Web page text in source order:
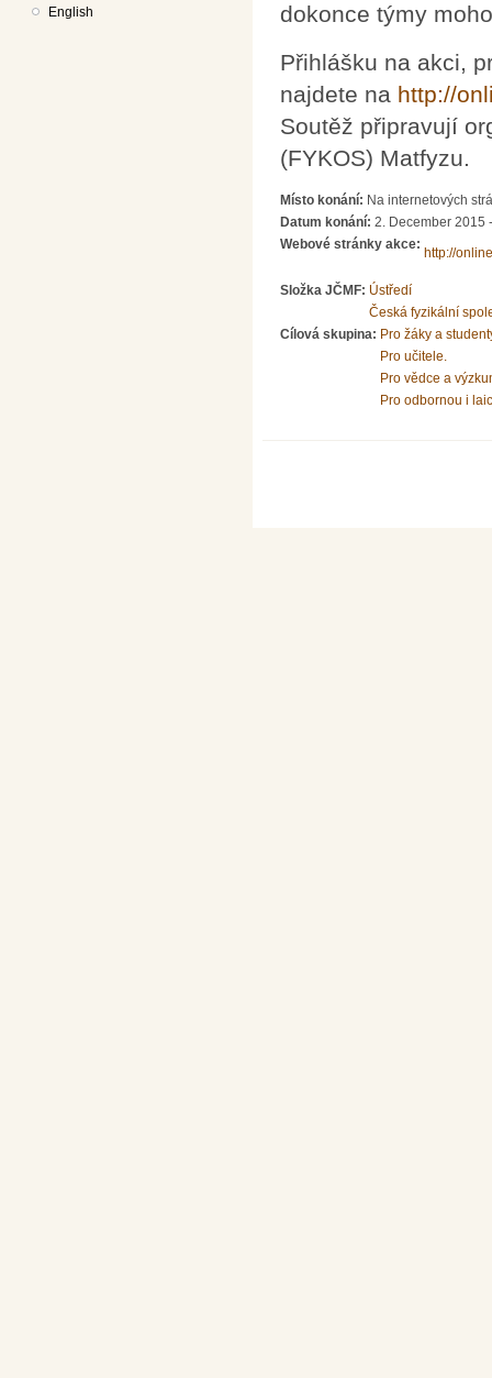
English
dokonce týmy
Přihlášku na akci,
najdete na http://
Soutěž připravují
(FYKOS) Matfyzu.
Místo konání: Na internetových
Datum konání: 2. December 2015
Webové stránky akce:
http://
Složka JČMF: Ústředí
Česká fyzikální
Cílová skupina: Pro žáky a
Pro učitele.
Pro vědce a
Pro odbornou i